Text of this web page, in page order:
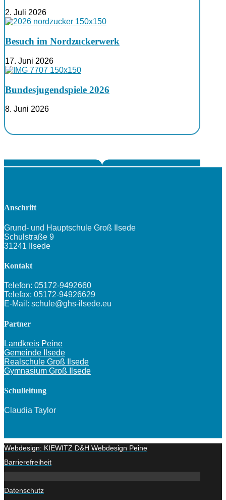
2. Juli 2026
Besuch im Nordzuckerwerk
17. Juni 2026
Bundesjugendspiele 2026
8. Juni 2026
Anschrift
Grund- und Hauptschule Groß Ilsede
Schulstraße 9
31241 Ilsede
Kontakt
Telefon: 05172-9492660
Telefax: 05172-94926629
E-Mail: schule@ghs-ilsede.eu
Partner
Landkreis Peine
Gemeinde Ilsede
Realschule Groß Ilsede
Gymnasium Groß Ilsede
Schulleitung
Claudia Taylor
Webdesign: KIEWITZ D&H Webdesign Peine
Barrierefreiheit
Datenschutz